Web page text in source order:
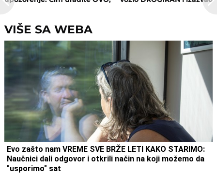
VIŠE SA WEBA
Evo zašto nam VREME SVE BRŽE LETI KAKO STARIMO:
Naučnici dali odgovor i otkrili način na koji možemo da
"usporimo" sat